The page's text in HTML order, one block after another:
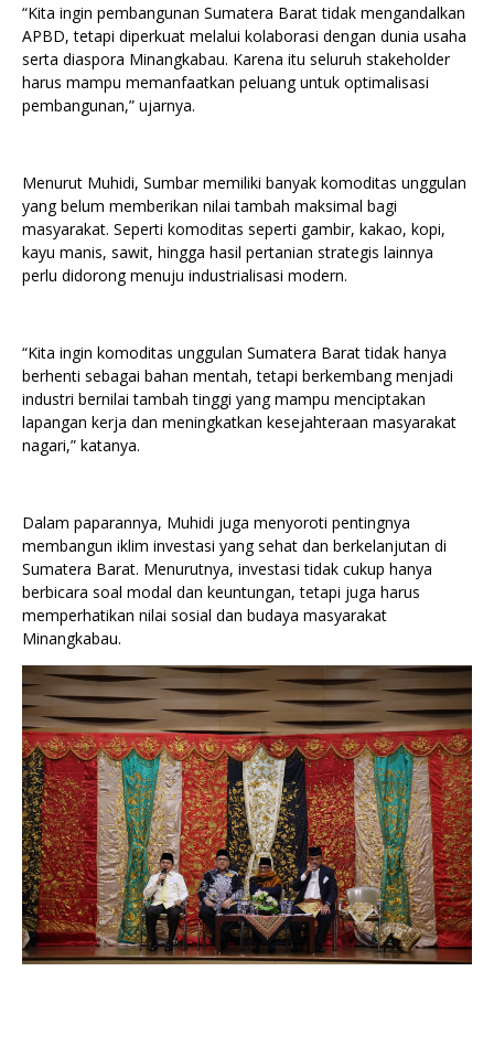
“Kita ingin pembangunan Sumatera Barat tidak mengandalkan
APBD, tetapi diperkuat melalui kolaborasi dengan dunia usaha
serta diaspora Minangkabau. Karena itu seluruh stakeholder
harus mampu memanfaatkan peluang untuk optimalisasi
pembangunan,” ujarnya.
Menurut Muhidi, Sumbar memiliki banyak komoditas unggulan
yang belum memberikan nilai tambah maksimal bagi
masyarakat. Seperti komoditas seperti gambir, kakao, kopi,
kayu manis, sawit, hingga hasil pertanian strategis lainnya
perlu didorong menuju industrialisasi modern.
“Kita ingin komoditas unggulan Sumatera Barat tidak hanya
berhenti sebagai bahan mentah, tetapi berkembang menjadi
industri bernilai tambah tinggi yang mampu menciptakan
lapangan kerja dan meningkatkan kesejahteraan masyarakat
nagari,” katanya.
Dalam paparannya, Muhidi juga menyoroti pentingnya
membangun iklim investasi yang sehat dan berkelanjutan di
Sumatera Barat. Menurutnya, investasi tidak cukup hanya
berbicara soal modal dan keuntungan, tetapi juga harus
memperhatikan nilai sosial dan budaya masyarakat
Minangkabau.